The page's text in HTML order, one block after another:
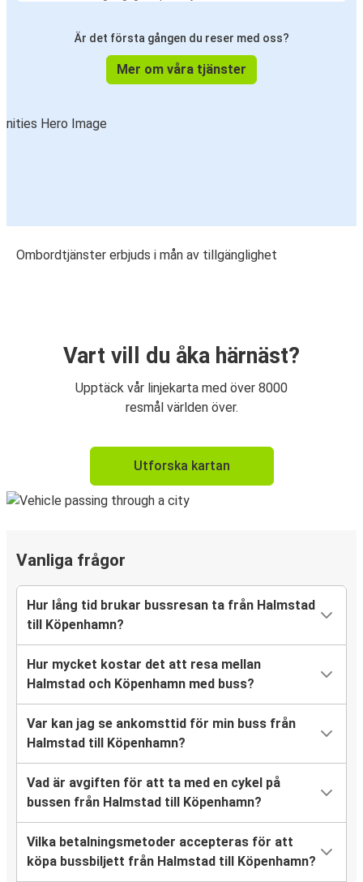
Är det första gången du reser med oss?
Mer om våra tjänster
Ombordtjänster erbjuds i mån av tillgänglighet
Vart vill du åka härnäst?
Upptäck vår linjekarta med över 8000
resmål världen över.
Utforska kartan
Vanliga frågor
Hur lång tid brukar bussresan ta från Halmstad
till Köpenhamn?
Hur mycket kostar det att resa mellan
Halmstad och Köpenhamn med buss?
Var kan jag se ankomsttid för min buss från
Halmstad till Köpenhamn?
Vad är avgiften för att ta med en cykel på
bussen från Halmstad till Köpenhamn?
Vilka betalningsmetoder accepteras för att
köpa bussbiljett från Halmstad till Köpenhamn?